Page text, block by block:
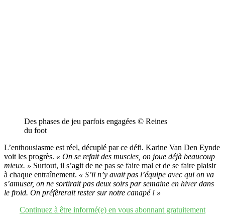
Des phases de jeu parfois engagées © Reines
du foot
L’enthousiasme est réel, décuplé par ce défi. Karine Van Den Eynde
voit les progrès. « On se refait des muscles, on joue déjà beaucoup
mieux. » Surtout, il s’agit de ne pas se faire mal et de se faire plaisir
à chaque entraînement. « S’il n’y avait pas l’équipe avec qui on va
s’amuser, on ne sortirait pas deux soirs par semaine en hiver dans
le froid. On préfèrerait rester sur notre canapé ! »
Continuez à être informé(e) en vous abonnant gratuitement